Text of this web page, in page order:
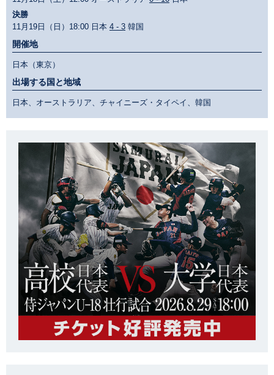
決勝
11月19日（日）18:00 日本 4 - 3 韓国
開催地
日本（東京）
出場する国と地域
日本、オーストラリア、チャイニーズ・タイペイ、韓国